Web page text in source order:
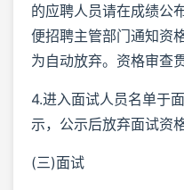
的应聘人员请在成绩公
便招聘主管部门通知资
为自动放弃。资格审查
4.进入面试人员名单于
示，公示后放弃面试资
(三)面试